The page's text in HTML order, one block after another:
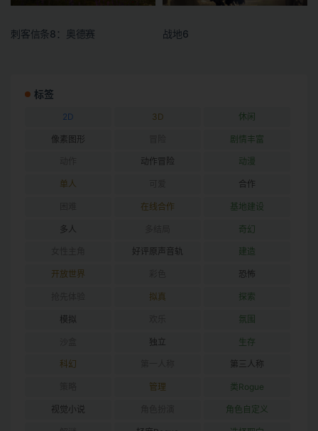
刺客信条8：奥德赛 战地6
标签
2D 3D 休闲
像素图形 剧情丰富
动作冒险 动漫
单人 合作
在线合作 基地建设
多人 奇幻
好评原声音轨 建造
开放世界 恐怖
拟真 探索
模拟 氛围
独立 生存
科幻 第三人称
管理 类Rogue
视觉小说 角色自定义